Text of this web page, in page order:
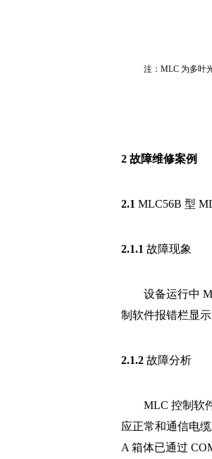
注：MLC 为多叶
2 故障维修案例
2.1 MLC56B 型
2.1.1 故障现象
设备运行中
制软件报错栏显
2.1.2 故障分析
MLC 控制软
应正常和通信电
A 箱体已通过